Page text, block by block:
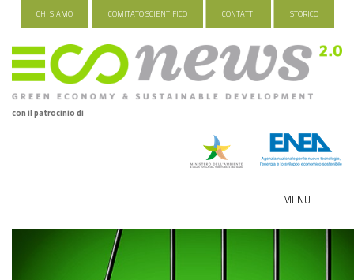
CHI SIAMO COMITATO SCIENTIFICO CONTATTI STORICO
con il patrocinio di
MENU
INDUSTRIA VERDE